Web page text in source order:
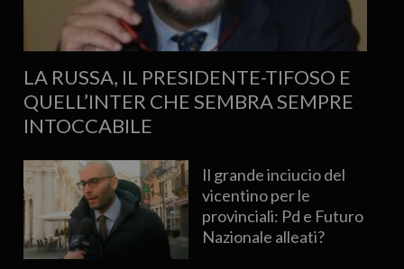
LA RUSSA, IL PRESIDENTE-TIFOSO E
QUELL’INTER CHE SEMBRA SEMPRE
INTOCCABILE
Il grande inciucio del
vicentino per le
provinciali: Pd e Futuro
Nazionale alleati?